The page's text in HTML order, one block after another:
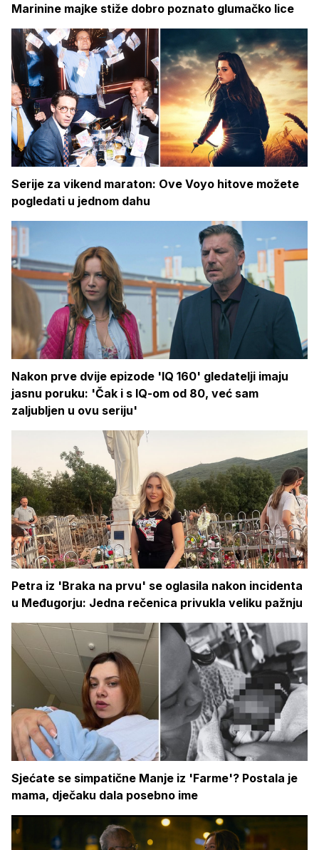
Marinine majke stiže dobro poznato glumačko lice
Serije za vikend maraton: Ove Voyo hitove možete
pogledati u jednom dahu
Nakon prve dvije epizode 'IQ 160' gledatelji imaju
jasnu poruku: 'Čak i s IQ-om od 80, već sam
zaljubljen u ovu seriju'
Petra iz 'Braka na prvu' se oglasila nakon incidenta
u Međugorju: Jedna rečenica privukla veliku pažnju
Sjećate se simpatične Manje iz 'Farme'? Postala je
mama, dječaku dala posebno ime